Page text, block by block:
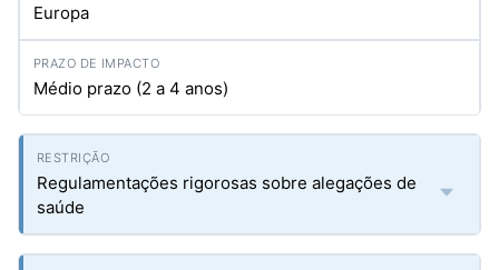
Europa
Médio prazo (2 a 4 anos)
Regulamentações rigorosas sobre alegações de
saúde